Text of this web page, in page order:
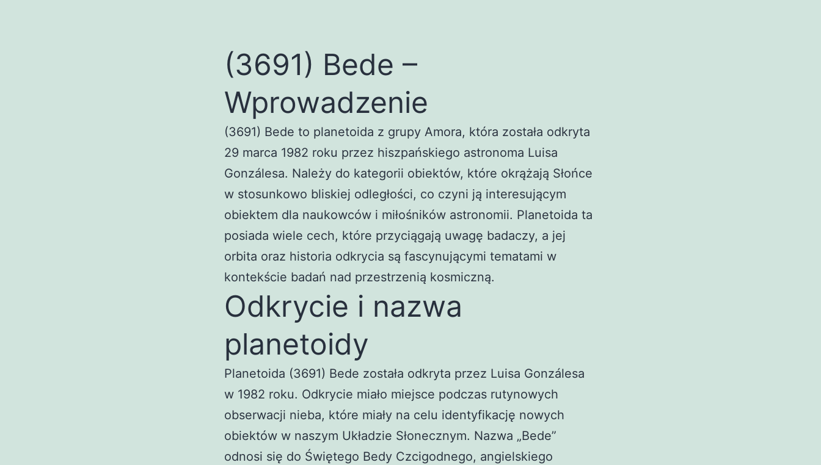
(3691) Bede –
Wprowadzenie
(3691) Bede to planetoida z grupy Amora, która została odkryta
29 marca 1982 roku przez hiszpańskiego astronoma Luisa
Gonzálesa. Należy do kategorii obiektów, które okrążają Słońce
w stosunkowo bliskiej odległości, co czyni ją interesującym
obiektem dla naukowców i miłośników astronomii. Planetoida ta
posiada wiele cech, które przyciągają uwagę badaczy, a jej
orbita oraz historia odkrycia są fascynującymi tematami w
kontekście badań nad przestrzenią kosmiczną.
Odkrycie i nazwa
planetoidy
Planetoida (3691) Bede została odkryta przez Luisa Gonzálesa
w 1982 roku. Odkrycie miało miejsce podczas rutynowych
obserwacji nieba, które miały na celu identyfikację nowych
obiektów w naszym Układzie Słonecznym. Nazwa „Bede”
odnosi się do Świętego Bedy Czcigodnego, angielskiego